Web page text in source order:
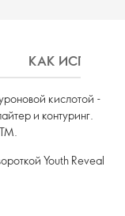
КАК
кислотой -
и контуринг.
Youth Reveal